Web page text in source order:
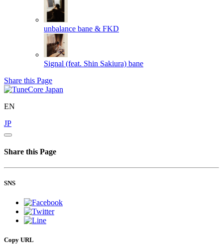
unbalance bane & FKD
Signal (feat. Shin Sakiura) bane
Share this Page
EN
JP
Share this Page
SNS
Copy URL